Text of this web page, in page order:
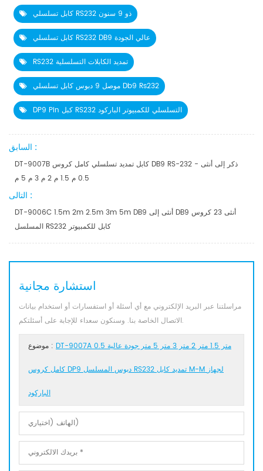
كابل تسلسلي RS232 ذو 9 سنون
كابل تسلسلي RS232 DB9 عالي الجودة
RS232 تمديد الكابلات التسلسلية
موصل 9 دبوس كابل تسلسلي Db9 Rs232
DP9 Pin كبل RS232 التسلسلي للكمبيوتر الباركود
السابق :
DT-9007B كابل تمديد تسلسلي كامل كروس DB9 RS-232 - ذكر إلى أنثى
0.5 م 1.5 م 2 م 3 م 5 م
التالى :
DT-9006C 1.5m 2m 2.5m 3m 5m DB9 أنثى إلى DB9 أنثى 23 كروس
المسلسل RS232 كابل للكمبيوتر
استشارة مجانية
مراسلتنا عبر البريد الإلكتروني مع أي أسئلة أو استفسارات أو استخدام بيانات
الاتصال الخاصة بنا. وسنكون سعداء للإجابة على أسئلتكم.
موضوع : DT-9007A 0.5 متر 1.5 متر 2 متر 3 متر 5 متر جودة عالية
كامل كروس DP9 دبوس المسلسل RS232 تمديد كابل M-M لجهاز
الباركود